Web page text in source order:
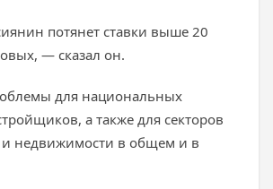
потянет ставки выше 20
— сказал он.
для национальных
а также для секторов
и недвижимости в общем и в